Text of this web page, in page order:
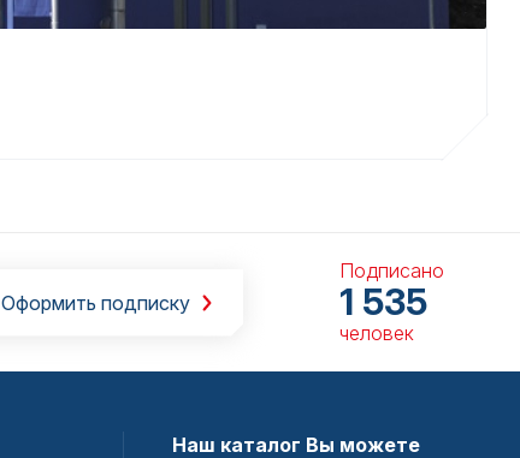
Оформить подписку
Подписано
1 535
человек
Наш каталог Вы можете